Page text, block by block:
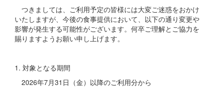
つきましては、ご利用予定の皆様には大変ご迷惑をおかけ
いたしますが、今後の食事提供において、以下の通り変更や
影響が発生する可能性がございます。何卒ご理解とご協力を
賜りますようお願い申し上げます。
1. 対象となる期間
2026年7月31日（金）以降のご利用分から